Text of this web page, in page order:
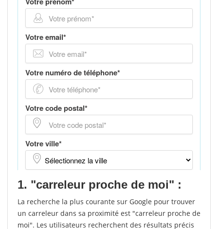
1. "carreleur proche de moi" :
La recherche la plus courante sur Google pour trouver
un carreleur dans sa proximité est "carreleur proche de
moi". Les utilisateurs recherchent des résultats précis